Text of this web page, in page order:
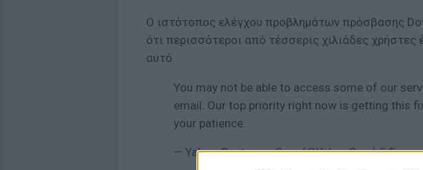
Ο ιστότοπος ελέγχου προβλημάτων πρόσβασης
ότι περισσότεροι από τέσσερις χιλιάδες χρήστες
αυτό.
You may not be able to access some of our
email. Our top priority right now is getting this
your patience.
— Yahoo Customer Care (@YahooCare)5